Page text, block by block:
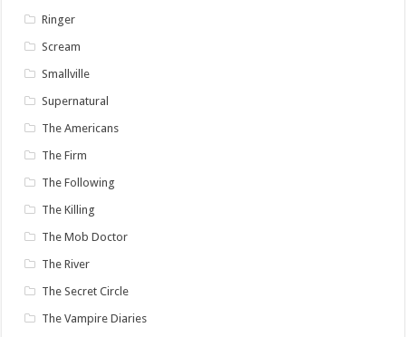
Ringer
Scream
Smallville
Supernatural
The Americans
The Firm
The Following
The Killing
The Mob Doctor
The River
The Secret Circle
The Vampire Diaries